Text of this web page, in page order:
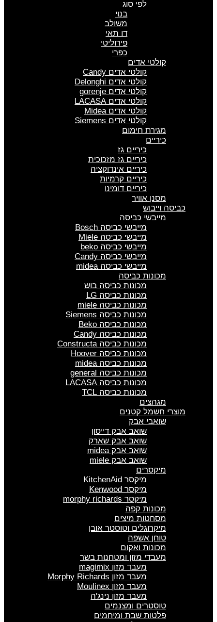
קולטי אדים
קולטי אדים Candy
קולטי אדים Delonghi
קולטי אדים gorenje
קולטי אדים LACASA
קולטי אדים Midea
קולטי אדים Siemens
מגירת חימום
כיריים גז מזכוכית
כיריים אינדוקציה
כיריים קרמיות
כיריים דומינו
מסנן אוויר
כביסה וייבוש
מייבשי כביסה
מייבשי כביסה Bosch
מייבשי כביסה Miele
מייבשי כביסה beko
מייבשי כביסה Candy
מייבשי כביסה midea
מכונות כביסה
מכונות כביסה בוש
מכונות כביסה LG
מכונות כביסה miele
מכונות כביסה Siemens
מכונות כביסה Beko
מכונות כביסה Candy
מכונות כביסה Constructa
מכונות כביסה Hoover
מכונות כביסה midea
מכונות כביסה general
מכונות כביסה LACASA
מכונות כביסה TCL
מוצרי חשמל קטנים
שואבי אבק
שואב אבק דייסון
שואב אבק שארק
שואב אבק midea
שואב אבק miele
מיקסרים
מכונות קפה
מסחטות מיצים
מיקרוגלים וטוסטר אובן
טוחן אשפה
מכונות ואקום
מעבדי מזון ומטחנות בשר
מעבד מזון magimix
מעבד מזון Morphy Richards
מעבד מזון Moulinex
מעבד מזון נינג'ה
טוסטרים ומצנמים
פלטות שבת ומיחמים